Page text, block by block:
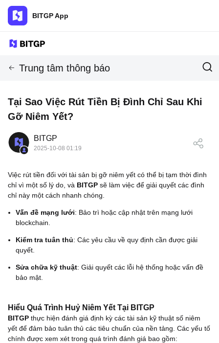
BITGP App
Trung tâm thông báo
Tại Sao Việc Rút Tiền Bị Đình Chỉ Sau Khi
Gỡ Niêm Yết?
BITGP
2025-10-08 01:19
Việc rút tiền đối với tài sản bị gỡ niêm yết có thể bị tạm thời đình
chỉ vì một số lý do, và BITGP sẽ làm việc để giải quyết các đình
chỉ này một cách nhanh chóng.
Vấn đề mạng lưới: Bảo trì hoặc cập nhật trên mạng lưới
blockchain.
Kiểm tra tuân thủ: Các yêu cầu về quy định cần được giải
quyết.
Sửa chữa kỹ thuật: Giải quyết các lỗi hệ thống hoặc vấn đề
bảo mật.
Hiểu Quá Trình Huỷ Niêm Yết Tại BITGP
BITGP thực hiện đánh giá định kỳ các tài sản kỹ thuật số niêm
yết để đảm bảo tuân thủ các tiêu chuẩn của nền tảng. Các yếu tố
chính được xem xét trong quá trình đánh giá bao gồm: